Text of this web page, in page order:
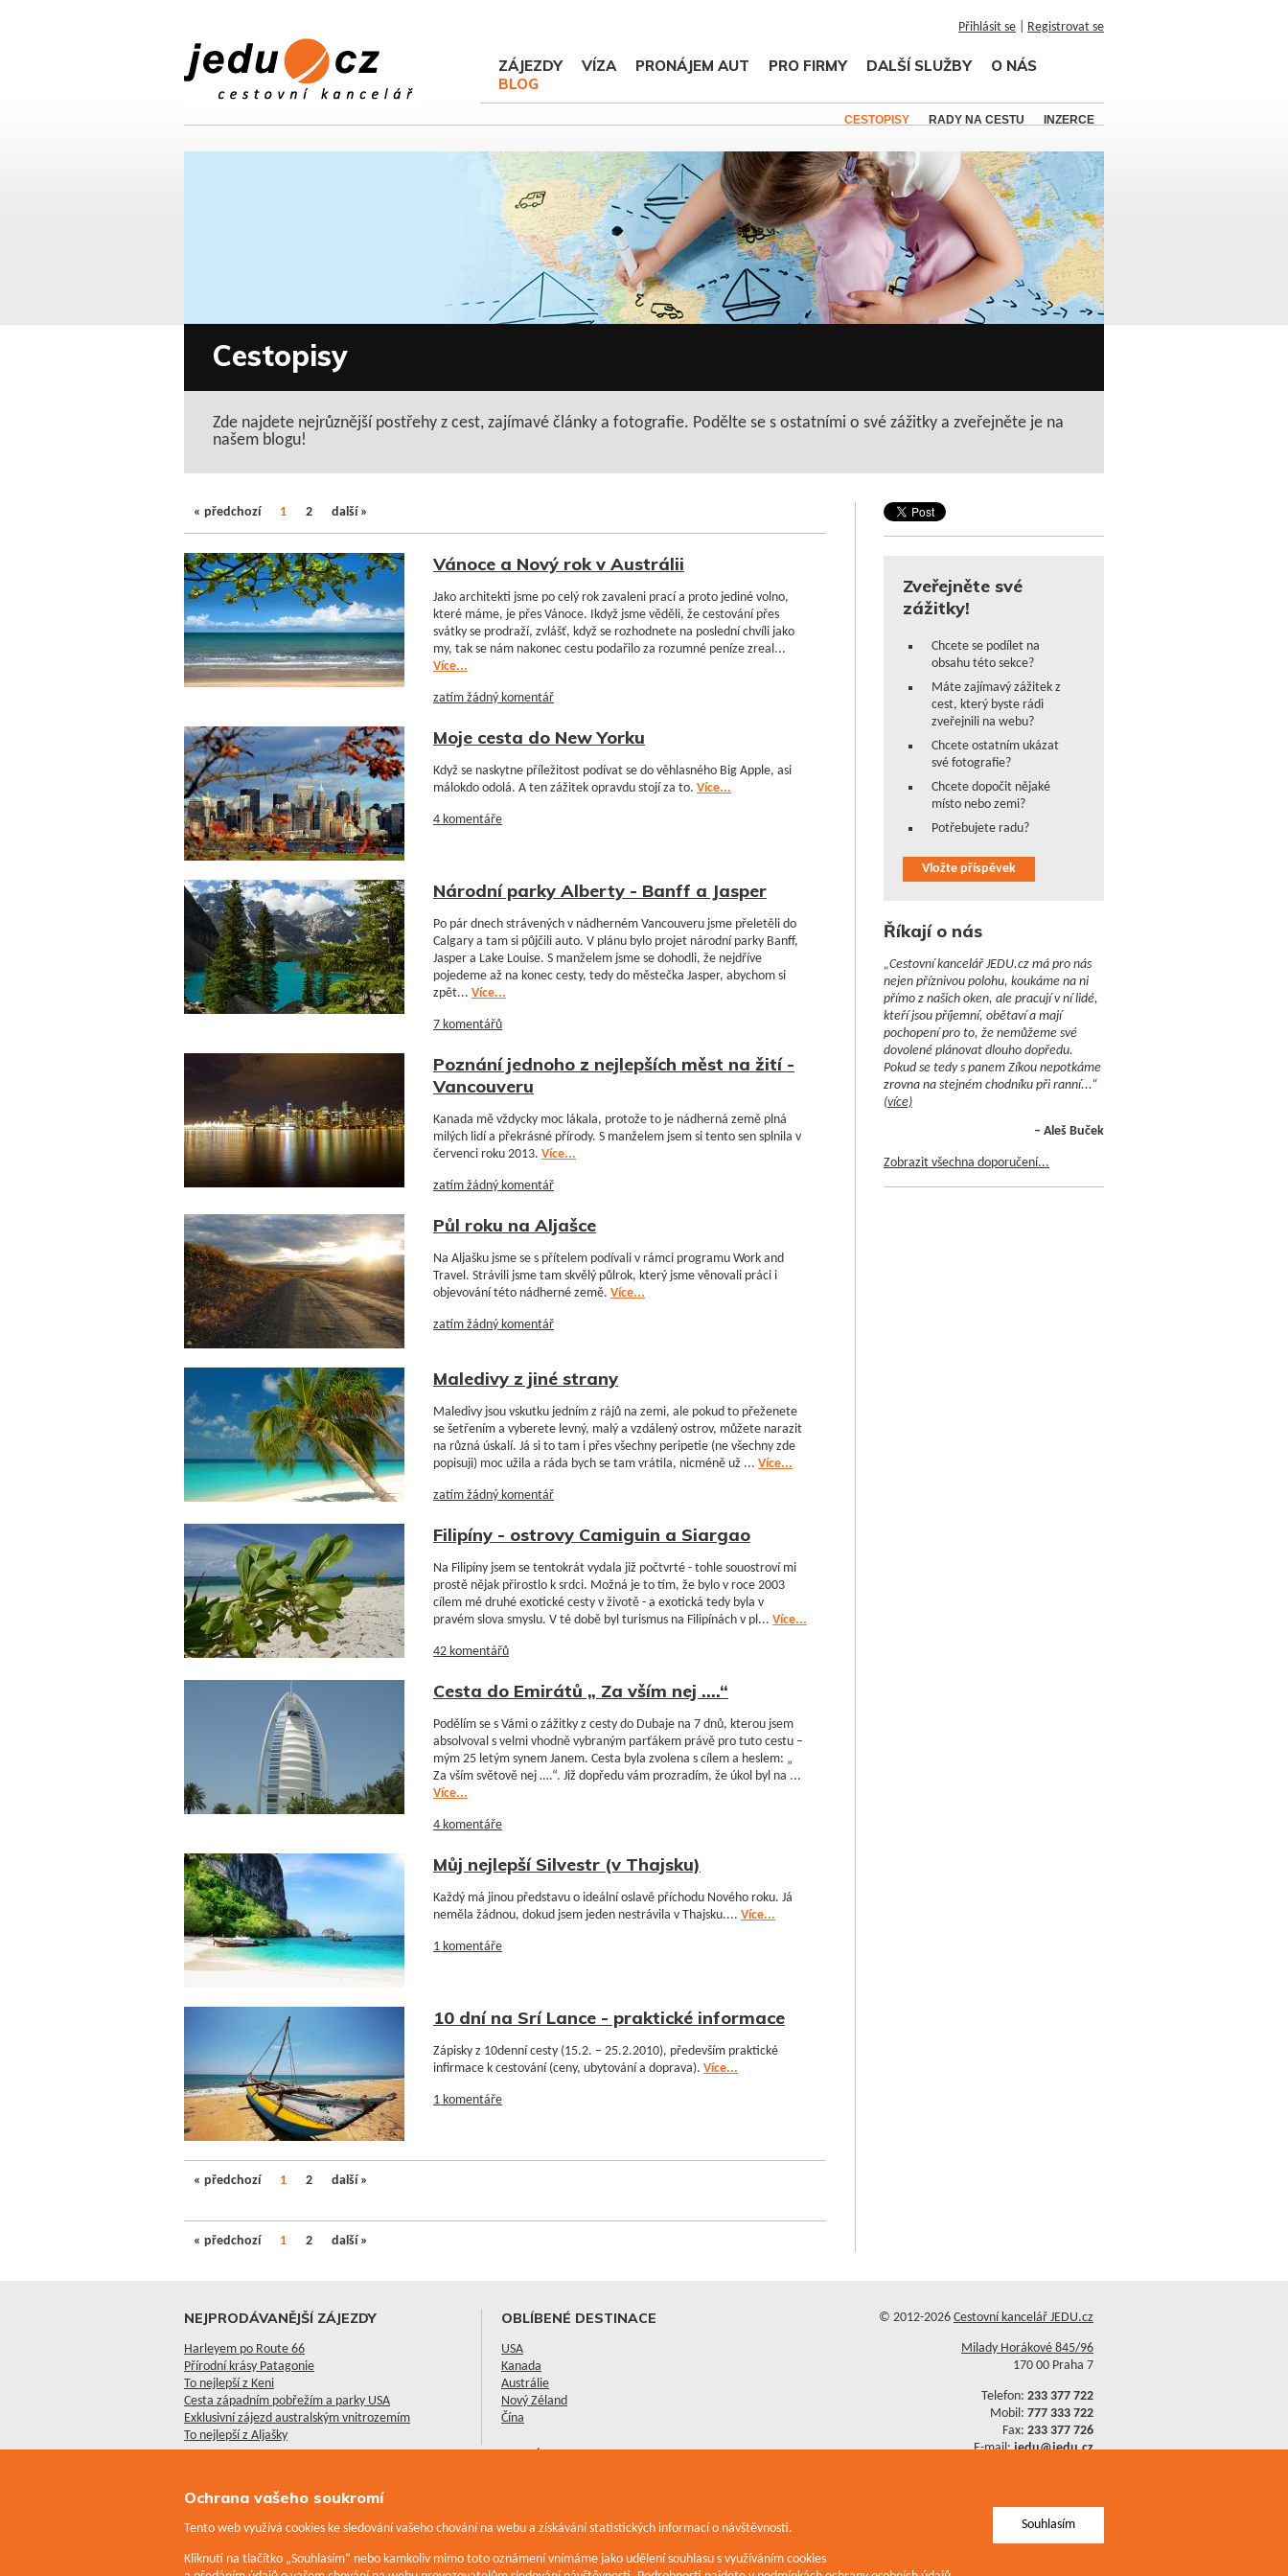
Přihlásit se Registrovat se
ZÁJEZDY VÍZA PRONÁJEM AUT PRO FIRMY DALŠÍ SLUŽBY
O NÁS
BLOG
CESTOPISY RADY NA CESTU INZERCE
Cestopisy
Zde najdete nejrůznější postřehy z cest, zajímavé články a fotografie. Podělte se s ostatními o své zážitky a zveřejněte je na
našem blogu!
« předchozí 1 2 další »
Vánoce a Nový rok v Austrálii
Jako architekti jsme po celý rok zavaleni prací a proto jediné volno,
které máme, je přes Vánoce. Ikdyž jsme věděli, že cestování přes
svátky se prodraží, zvlášť, když se rozhodnete na poslední chvíli jako
my, tak se nám nakonec cestu podařilo za rozumné peníze zreal...
Více...
zatím žádný komentář
Moje cesta do New Yorku
Když se naskytne příležitost podívat se do věhlasného Big Apple, asi
málokdo odolá. A ten zážitek opravdu stojí za to. Více...
4 komentáře
Národní parky Alberty - Banff a Jasper
Po pár dnech strávených v nádherném Vancouveru jsme přeletěli do
Calgary a tam si půjčili auto. V plánu bylo projet národní parky Banff,
Jasper a Lake Louise. S manželem jsme se dohodli, že nejdříve
pojedeme až na konec cesty, tedy do městečka Jasper, abychom si
zpět... Více...
7 komentářů
Poznání jednoho z nejlepších měst na žití -
Vancouveru
Kanada mě vždycky moc lákala, protože to je nádherná země plná
milých lidí a překrásné přírody. S manželem jsem si tento sen splnila v
červenci roku 2013. Více...
zatím žádný komentář
Půl roku na Aljašce
Na Aljašku jsme se s přítelem podívali v rámci programu Work and
Travel. Strávili jsme tam skvělý půlrok, který jsme věnovali práci i
objevování této nádherné země. Více...
zatím žádný komentář
Maledivy z jiné strany
Maledivy jsou vskutku jedním z rájů na zemi, ale pokud to přeženete
se šetřením a vyberete levný, malý a vzdálený ostrov, můžete narazit
na různá úskalí. Já si to tam i přes všechny peripetie (ne všechny zde
popisuji) moc užila a ráda bych se tam vrátila, nicméně už ... Více...
zatím žádný komentář
Filipíny - ostrovy Camiguin a Siargao
Na Filipíny jsem se tentokrát vydala již počtvrté - tohle souostroví mi
prostě nějak přirostlo k srdci. Možná je to tím, že bylo v roce 2003
cílem mé druhé exotické cesty v životě - a exotická tedy byla v
pravém slova smyslu. V té době byl turismus na Filipínách v pl... Více...
42 komentářů
Cesta do Emirátů „ Za vším nej ….“
Podělím se s Vámi o zážitky z cesty do Dubaje na 7 dnů, kterou jsem
absolvoval s velmi vhodně vybraným parťákem právě pro tuto cestu –
mým 25 letým synem Janem. Cesta byla zvolena s cílem a heslem: „
Za vším světově nej ….“. Již dopředu vám prozradím, že úkol byl na ...
Více...
4 komentáře
Můj nejlepší Silvestr (v Thajsku)
Každý má jinou představu o ideální oslavě příchodu Nového roku. Já
neměla žádnou, dokud jsem jeden nestrávila v Thajsku.... Více...
1 komentáře
10 dní na Srí Lance - praktické informace
Zápisky z 10denní cesty (15.2. – 25.2.2010), především praktické
infirmace k cestování (ceny, ubytování a doprava). Více...
1 komentáře
« předchozí 1 2 další »
« předchozí 1 2 další »
Zveřejněte své
zážitky!
Chcete se podílet na
obsahu této sekce?
Máte zajímavý zážitek z
cest, který byste rádi
zveřejnili na webu?
Chcete ostatním ukázat
své fotografie?
Chcete dopočit nějaké
místo nebo zemi?
Potřebujete radu?
Vložte příspěvek
Říkají o nás
„Cestovní kancelář JEDU.cz má pro nás
nejen příznivou polohu, koukáme na ni
přímo z našich oken, ale pracují v ní lidé,
kteří jsou příjemní, obětaví a mají
pochopení pro to, že nemůžeme své
dovolené plánovat dlouho dopředu.
Pokud se tedy s panem Zíkou nepotkáme
zrovna na stejném chodníku při ranní...“
(více)
– Aleš Buček
Zobrazit všechna doporučení...
NEJPRODÁVANĚJŠÍ ZÁJEZDY
Harleyem po Route 66
Přírodní krásy Patagonie
To nejlepší z Keni
Cesta západním pobřežím a parky USA
Exklusivní zájezd australským vnitrozemím
To nejlepší z Aljašky
OBLÍBENÉ DESTINACE
USA
Kanada
Austrálie
Nový Zéland
Čína
NOVÉ CESTOPISY
Národní parky Alberty - Banff a Jasper
Zobrazit všechny cestopisy
© 2012-2026 Cestovní kancelář JEDU.cz
Milady Horákové 845/96
170 00 Praha 7
Telefon: 233 377 722
Mobil: 777 333 722
Fax: 233 377 726
E-mail:jedu@jedu.cz
Ochrana vašeho soukromí
Souhlasím
Tento web využívá cookies ke sledování vašeho chování na webu a získávání statistických informací o návštěvnosti.
Kliknutí na tlačítko „Souhlasím“ nebo kamkoliv mimo toto oznámení vnímáme jako udělení souhlasu s využíváním cookies